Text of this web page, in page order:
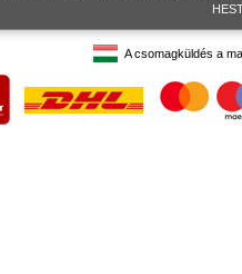
A csomagküldés a